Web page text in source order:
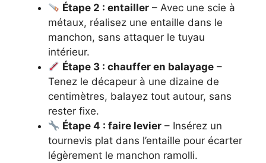
Étape 2 : entailler – Avec une scie à
métaux, réalisez une entaille dans le
manchon, sans attaquer le tuyau
intérieur.
Étape 3 : chauffer en balayage –
Tenez le décapeur à une dizaine de
centimètres, balayez tout autour, sans
rester fixe.
Étape 4 : faire levier – Insérez un
tournevis plat dans l’entaille pour écarter
légèrement le manchon ramolli.